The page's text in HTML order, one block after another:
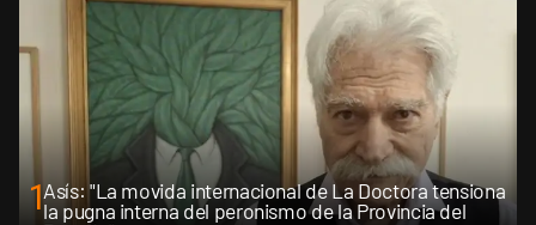
1Asís: "La movida internacional de La Doctora tensiona
la pugna interna del peronismo de la Provincia del